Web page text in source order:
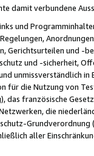
damit verbundene
und
Gerichtsurteilen und -
und -sicherheit,
unmissverständlich
für die Nutzung von
das französische
die
aller